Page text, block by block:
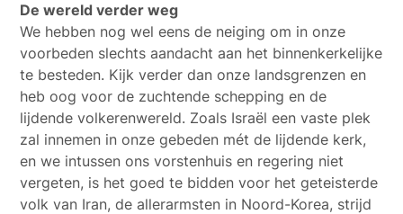
De wereld verder weg
We hebben nog wel eens de neiging om in onze
voorbeden slechts aandacht aan het binnenkerkelijke
te besteden. Kijk verder dan onze landsgrenzen en
heb oog voor de zuchtende schepping en de
lijdende volkerenwereld. Zoals Israël een vaste plek
zal innemen in onze gebeden mét de lijdende kerk,
en we intussen ons vorstenhuis en regering niet
vergeten, is het goed te bidden voor het geteisterde
volk van Iran, de allerarmsten in Noord-Korea, strijd